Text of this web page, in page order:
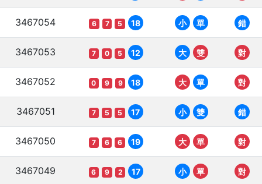
3467054 6 7 5 18 小 單 錯
3467053 7 0 5 12 大 雙 對
3467052 0 9 9 18 大 單 對
3467051 7 5 5 17 小 雙 錯
3467050 7 6 6 19 大 單 對
3467049 6 9 2 17 小 單 對